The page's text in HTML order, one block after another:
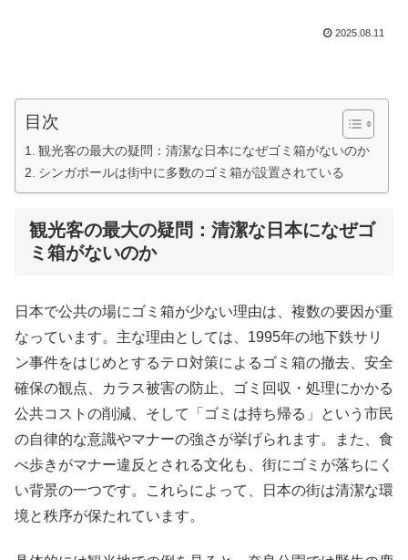
2025.08.11
目次
観光客の最大の疑問：清潔な日本になぜゴミ箱がないのか
シンガポールは街中に多数のゴミ箱が設置されている
観光客の最大の疑問：清潔な日本になぜゴ
ミ箱がないのか
日本で公共の場にゴミ箱が少ない理由は、複数の要因が重
なっています。主な理由としては、1995年の地下鉄サリ
ン事件をはじめとするテロ対策によるゴミ箱の撤去、安全
確保の観点、カラス被害の防止、ゴミ回収・処理にかかる
公共コストの削減、そして「ゴミは持ち帰る」という市民
の自律的な意識やマナーの強さが挙げられます。また、食
べ歩きがマナー違反とされる文化も、街にゴミが落ちにく
い背景の一つです。これらによって、日本の街は清潔な環
境と秩序が保たれています。